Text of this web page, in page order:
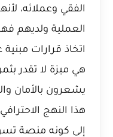
الفقي وعملائه،
العملية ولديهم
اتخاذ قرارات
هي ميزة لا تقدر
يشعرون بالأمان
هذا النهج
إلى كونه منصة